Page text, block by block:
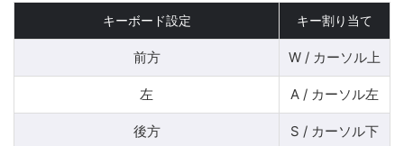
キーボード設定 キー割り当て
前方 W / カーソル上
左 A / カーソル左
後方 S / カーソル下